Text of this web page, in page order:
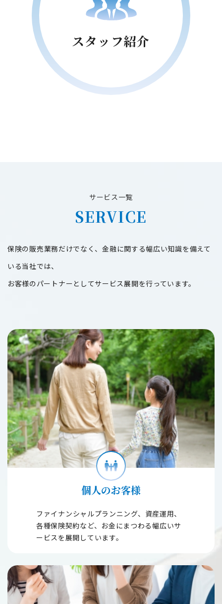
スタッフ紹介
サービス一覧
SERVICE
保険の販売業務だけでなく、金融に関する幅広い知識を備えて
いる当社では、
お客様のパートナーとしてサービス展開を行っています。
個人のお客様
ファイナンシャルプランニング、資産運用、
各種保険契約など、お金にまつわる幅広いサ
ービスを展開しています。